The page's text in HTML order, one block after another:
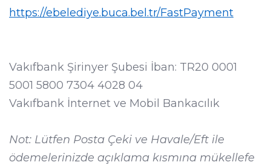
https://ebelediye.buca.bel.tr/FastPayment
Vakıfbank Şirinyer Şubesi İban: TR20 0001
5001 5800 7304 4028 04
Vakıfbank İnternet ve Mobil Bankacılık
Not: Lütfen Posta Çeki ve Havale/Eft ile
ödemelerinizde açıklama kısmına mükellefe